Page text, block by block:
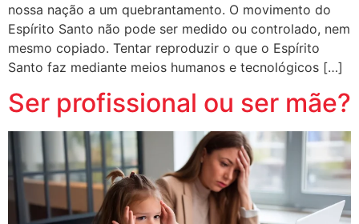
nossa nação a um quebrantamento. O movimento do
Espírito Santo não pode ser medido ou controlado, nem
mesmo copiado. Tentar reproduzir o que o Espírito
Santo faz mediante meios humanos e tecnológicos […]
Ser profissional ou ser mãe?